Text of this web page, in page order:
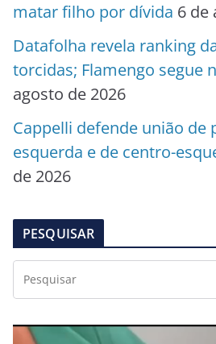
matar filho por dívida 6 de
Datafolha revela ranking
torcidas; Flamengo segue
agosto de 2026
Cappelli defende união de
esquerda e de centro-
de 2026
PESQUISAR